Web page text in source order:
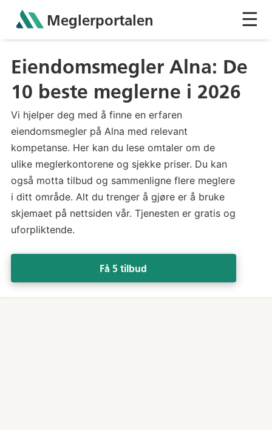
Meglerportalen ☰
Eiendomsmegler Alna: De
10 beste meglerne i 2026
Vi hjelper deg med å finne en erfaren
eiendomsmegler på Alna med relevant
kompetanse. Her kan du lese omtaler om de
ulike meglerkontorene og sjekke priser. Du kan
også motta tilbud og sammenligne flere meglere
i ditt område. Alt du trenger å gjøre er å bruke
skjemaet på nettsiden vår. Tjenesten er gratis og
uforpliktende.
Få 5 tilbud